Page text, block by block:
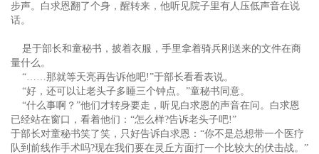
步声。白求恩翻了个身，醒转来，他听见院子里有人压低声音在说
话。
是于部长和童秘书，披着衣服，手里拿着骑兵刚送来的文件在商
量什么。
“……那就等天亮再告诉他吧!”于部长看看表说。
“好，还可以让老头子多睡三个钟点。”童秘书同意。
“什么事啊？”他们才转身要走，听见白求恩的声音在问。白求恩
已经站在窗口，看着他们：“怎么样?告诉老头子吧!”
于部长对童秘书笑了笑，只好告诉白求恩：“你不是总想带一个医疗
队到前线作手术吗?现在我们要在灵丘方面打一个比较大的伏击战。”